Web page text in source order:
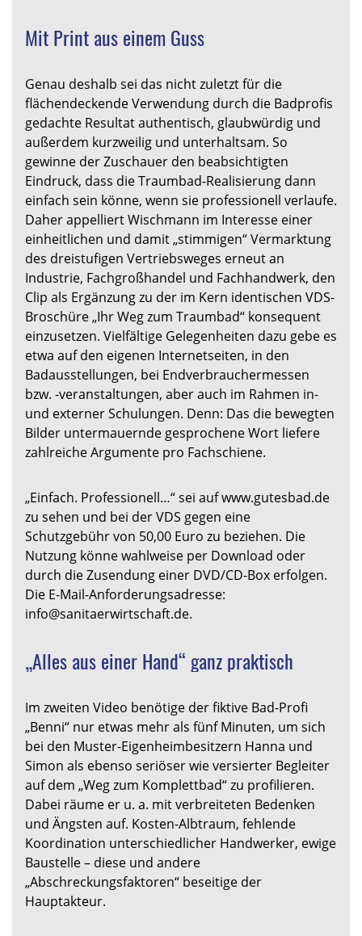
Mit Print aus einem Guss
Genau deshalb sei das nicht zuletzt für die
flächendeckende Verwendung durch die Badprofis
gedachte Resultat authentisch, glaubwürdig und
außerdem kurzweilig und unterhaltsam. So
gewinne der Zuschauer den beabsichtigten
Eindruck, dass die Traumbad-Realisierung dann
einfach sein könne, wenn sie professionell verlaufe.
Daher appelliert Wischmann im Interesse einer
einheitlichen und damit „stimmigen“ Vermarktung
des dreistufigen Vertriebsweges erneut an
Industrie, Fachgroßhandel und Fachhandwerk, den
Clip als Ergänzung zu der im Kern identischen VDS-
Broschüre „Ihr Weg zum Traumbad“ konsequent
einzusetzen. Vielfältige Gelegenheiten dazu gebe es
etwa auf den eigenen Internetseiten, in den
Badausstellungen, bei Endverbrauchermessen
bzw. -veranstaltungen, aber auch im Rahmen in-
und externer Schulungen. Denn: Das die bewegten
Bilder untermauernde gesprochene Wort liefere
zahlreiche Argumente pro Fachschiene.
„Einfach. Professionell…“ sei auf www.gutesbad.de
zu sehen und bei der VDS gegen eine
Schutzgebühr von 50,00 Euro zu beziehen. Die
Nutzung könne wahlweise per Download oder
durch die Zusendung einer DVD/CD-Box erfolgen.
Die E-Mail-Anforderungsadresse:
info@sanitaerwirtschaft.de.
„Alles aus einer Hand“ ganz praktisch
Im zweiten Video benötige der fiktive Bad-Profi
„Benni“ nur etwas mehr als fünf Minuten, um sich
bei den Muster-Eigenheimbesitzern Hanna und
Simon als ebenso seriöser wie versierter Begleiter
auf dem „Weg zum Komplettbad“ zu profilieren.
Dabei räume er u. a. mit verbreiteten Bedenken
und Ängsten auf. Kosten-Albtraum, fehlende
Koordination unterschiedlicher Handwerker, ewige
Baustelle – diese und andere
„Abschreckungsfaktoren“ beseitige der
Hauptakteur.